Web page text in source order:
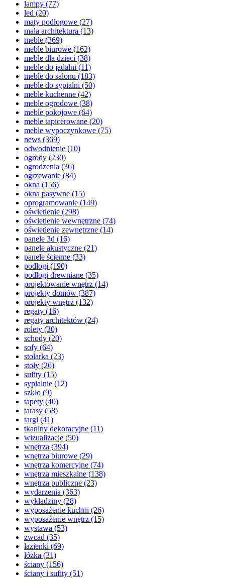
lampy (77)
led (20)
maty podłogowe (27)
mała architektura (13)
meble (369)
meble biurowe (162)
meble dla dzieci (38)
meble do jadalni (11)
meble do salonu (183)
meble do sypialni (50)
meble kuchenne (42)
meble ogrodowe (38)
meble pokojowe (64)
meble tapicerowane (20)
meble wypoczynkowe (75)
news (369)
odwodnienie (10)
ogrody (230)
ogrodzenia (36)
ogrzewanie (84)
okna (156)
okna pasywne (15)
oprogramowanie (149)
oświetlenie (298)
oświetlenie wewnętrzne (74)
oświetlenie zewnętrzne (14)
panele 3d (16)
panele akustyczne (21)
panele ścienne (33)
podłogi (190)
podłogi drewniane (35)
projektowanie wnętrz (14)
projekty domów (387)
projekty wnętrz (132)
regaty (16)
regaty architektów (24)
rolety (30)
schody (20)
sofy (64)
stolarka (23)
stoły (26)
sufity (15)
sypialnie (12)
szkło (9)
tapety (40)
tarasy (58)
targi (41)
tkaniny dekoracyjne (11)
wizualizacje (50)
wnętrza (394)
wnętrza biurowe (29)
wnętrza komercyjne (74)
wnętrza mieszkalne (138)
wnętrza publiczne (23)
wydarzenia (363)
wykładziny (28)
wyposażenie kuchni (26)
wyposażenie wnętrz (15)
wystawa (53)
zwcad (35)
łazienki (69)
łóżka (31)
ściany (156)
ściany i sufity (51)